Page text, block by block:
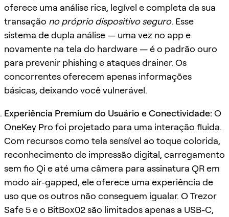
oferece uma análise rica, legível e completa da sua
transação no próprio dispositivo seguro. Esse
sistema de dupla análise — uma vez no app e
novamente na tela do hardware — é o padrão ouro
para prevenir phishing e ataques drainer. Os
concorrentes oferecem apenas informações
básicas, deixando você vulnerável.
Experiência Premium do Usuário e Conectividade: O
OneKey Pro foi projetado para uma interação fluida.
Com recursos como tela sensível ao toque colorida,
reconhecimento de impressão digital, carregamento
sem fio Qi e até uma câmera para assinatura QR em
modo air-gapped, ele oferece uma experiência de
uso que os outros não conseguem igualar. O Trezor
Safe 5 e o BitBox02 são limitados apenas a USB-C,